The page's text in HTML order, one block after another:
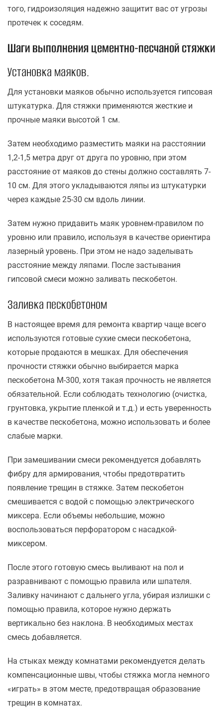
того, гидроизоляция надежно защитит вас от угрозы
протечек к соседям.
Шаги выполнения цементно-песчаной стяжки
Установка маяков.
Для установки маяков обычно используется гипсовая
штукатурка. Для стяжки применяются жесткие и
прочные маяки высотой 1 см.
Затем необходимо разместить маяки на расстоянии
1,2-1,5 метра друг от друга по уровню, при этом
расстояние от маяков до стены должно составлять 7-
10 см. Для этого укладываются ляпы из штукатурки
через каждые 25-30 см вдоль линии.
Затем нужно придавить маяк уровнем-правилом по
уровню или правило, используя в качестве ориентира
лазерный уровень. При этом не надо заделывать
расстояние между ляпами. После застывания
гипсовой смеси можно заливать пескобетон.
Заливка пескобетоном
В настоящее время для ремонта квартир чаще всего
используются готовые сухие смеси пескобетона,
которые продаются в мешках. Для обеспечения
прочности стяжки обычно выбирается марка
пескобетона М-300, хотя такая прочность не является
обязательной. Если соблюдать технологию (очистка,
грунтовка, укрытие пленкой и т.д.) и есть уверенность
в качестве пескобетона, можно использовать и более
слабые марки.
При замешивании смеси рекомендуется добавлять
фибру для армирования, чтобы предотвратить
появление трещин в стяжке. Затем пескобетон
смешивается с водой с помощью электрического
миксера. Если объемы небольшие, можно
воспользоваться перфоратором с насадкой-
миксером.
После этого готовую смесь выливают на пол и
разравнивают с помощью правила или шпателя.
Заливку начинают с дальнего угла, убирая излишки с
помощью правила, которое нужно держать
вертикально без наклона. В необходимых местах
смесь добавляется.
На стыках между комнатами рекомендуется делать
компенсационные швы, чтобы стяжка могла немного
«играть» в этом месте, предотвращая образование
трещин в комнатах.